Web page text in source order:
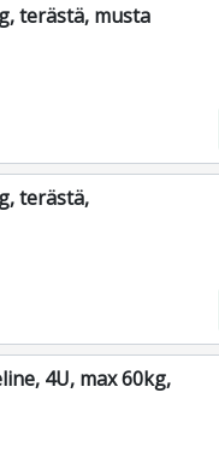
terästä, musta
terästä,
4U, max 60kg,